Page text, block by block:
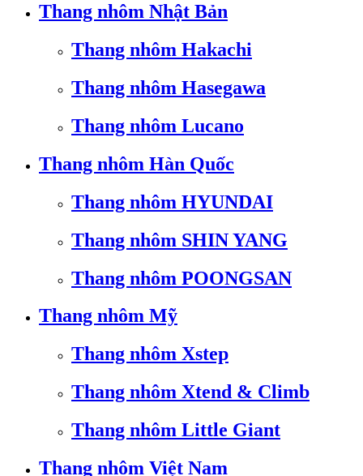
Thang nhôm Nhật Bản
Thang nhôm Hakachi
Thang nhôm Hasegawa
Thang nhôm Lucano
Thang nhôm Hàn Quốc
Thang nhôm HYUNDAI
Thang nhôm SHIN YANG
Thang nhôm POONGSAN
Thang nhôm Mỹ
Thang nhôm Xstep
Thang nhôm Xtend & Climb
Thang nhôm Little Giant
Thang nhôm Việt Nam